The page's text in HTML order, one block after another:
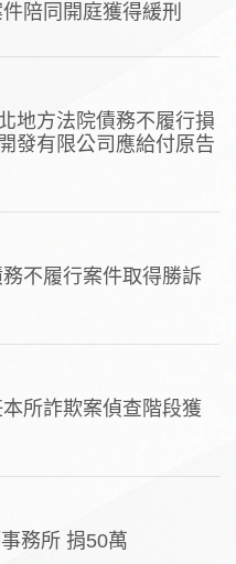
陪同開庭獲得緩刑
地方法院債務不履行損
發有限公司應給付原告
務不履行案件取得勝訴
所詐欺案偵查階段獲
務所 捐50萬